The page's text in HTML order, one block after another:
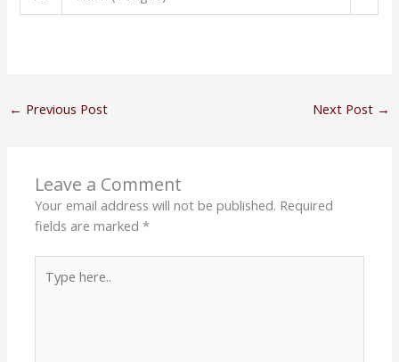
← Previous Post Next Post →
Leave a Comment
Your email address will not be published. Required
fields are marked*
here..